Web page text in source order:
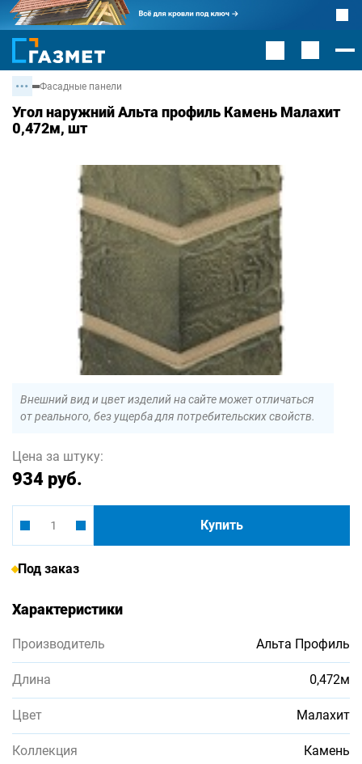
Фасадные панели
Угол наружний Альта профиль Камень Малахит
0,472м, шт
Внешний вид и цвет изделий на сайте может отличаться
от реального, без ущерба для потребительских свойств.
Цена за штуку:
934 руб.
Купить
Под заказ
Характеристики
Производитель Альта Профиль
Длина 0,472м
Цвет Малахит
Коллекция Камень